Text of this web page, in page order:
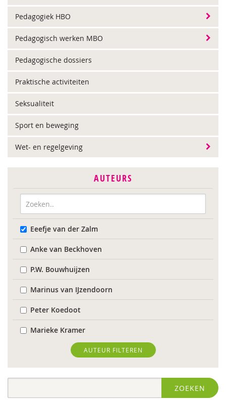
Pedagogiek HBO
Pedagogisch werken MBO
Pedagogische dossiers
Praktische activiteiten
Seksualiteit
Sport en beweging
Wet- en regelgeving
AUTEURS
Eeefje van der Zalm
Anke van Beckhoven
P.W. Bouwhuijzen
Marinus van IJzendoorn
Peter Koedoot
Marieke Kramer
Wietse de Lege
Maarten van der Linde
AUTEUR FILTEREN
ZOEKEN